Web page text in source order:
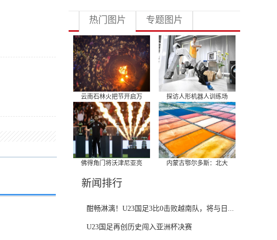
热门图片 专题图片
云南石林火把节开启万 探访人形机器人训练场
佛得角门将沃津尼亚亮 内蒙古鄂尔多斯：北大
新闻排行
酣畅淋漓！U23国足3比0击败越南队，将与日...
U23国足再创历史闯入亚洲杯决赛